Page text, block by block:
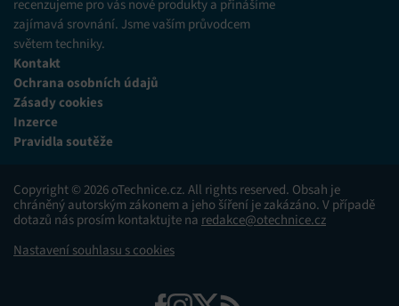
omezených údajů k výběru reklam, Vytváření profilů pro
personalizovanou reklamu, Používání profilů k výběru
personalizované reklamy, Vytváření profilů pro
personalizovaný obsah, Používání profilů pro výběr
personalizovaného obsahu, Použití omezených údajů k výběru
obsahu.
Funkce
zařízení na základě automaticky přenášených
informací.
Zajištění bezpečnosti, předcházení a zjišťování
voleb ochrany osobních údajů.
recenzujeme pro vás nové produkty a přinášíme
zajímavá srovnání. Jsme vaším průvodcem
světem techniky.
Kontakt
Ochrana osobních údajů
Zásady cookies
Inzerce
Pravidla soutěže
Copyright © 2026 oTechnice.cz. All rights reserved. Obsah je
chráněný autorským zákonem a jeho šíření je zakázáno. V případě
dotazů nás prosím kontaktujte na redakce@otechnice.cz
Nastavení souhlasu s cookies